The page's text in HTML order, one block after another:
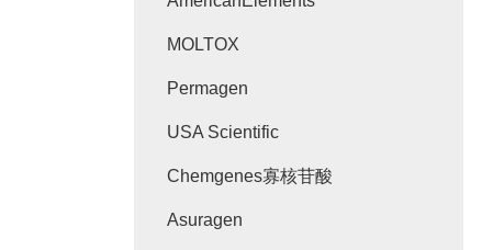
MOLTOX
Permagen
USA Scientific
Chemgenes寡核苷酸
Asuragen